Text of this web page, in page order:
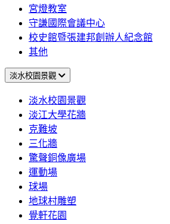
宮燈教室
守謙國際會議中心
校史館暨張建邦創辦人紀念館
其他
淡水校園景觀
淡水校園景觀
淡江大學花牆
克難坡
三化牆
驚聲銅像廣場
運動場
球場
地球村雕塑
覺軒花園